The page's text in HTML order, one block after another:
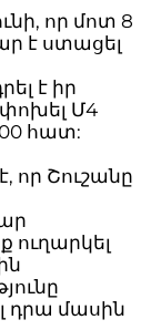
որ մոտ 8
է ստացել
է իր
Մ4
հատ:
որ Շուշանը
դրա մասին